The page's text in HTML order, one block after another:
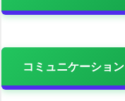
コミュニケーション